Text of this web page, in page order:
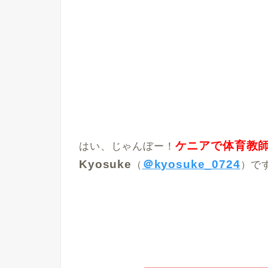
はい、じゃんぼー！ ケニアで体育教
Kyosuke （ ＠kyosuke_0724）で